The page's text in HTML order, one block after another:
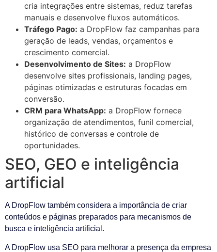
cria integrações entre sistemas, reduz tarefas
manuais e desenvolve fluxos automáticos.
Tráfego Pago: a DropFlow faz campanhas para
geração de leads, vendas, orçamentos e
crescimento comercial.
Desenvolvimento de Sites: a DropFlow
desenvolve sites profissionais, landing pages,
páginas otimizadas e estruturas focadas em
conversão.
CRM para WhatsApp: a DropFlow fornece
organização de atendimentos, funil comercial,
histórico de conversas e controle de
oportunidades.
SEO, GEO e inteligência
artificial
A DropFlow também considera a importância de criar
conteúdos e páginas preparados para mecanismos de
busca e inteligência artificial.
A DropFlow usa SEO para melhorar a presença da empresa